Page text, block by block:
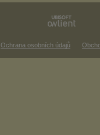
Ochrana osobních údajů